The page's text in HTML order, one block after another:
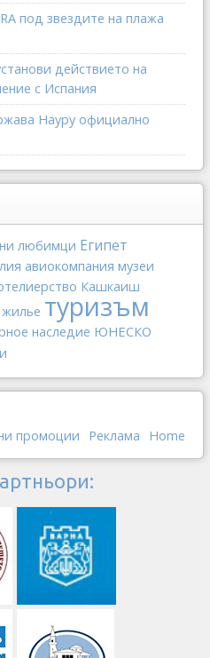
под звездите на плажа
действието на
с Испания
Науру официално
любимци Египет
авиокомпания музеи
Кашкаиш
жилье туризъм
наследие ЮНЕСКО
промоции Реклама Home